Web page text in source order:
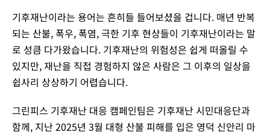
기후재난이라는 용어는 흔히들 들어보셨을 겁니다. 매년 반복
되는 산불, 폭우, 폭염, 극한 기후 현상들이 기후재난이라는 말
로 성큼 다가왔습니다. 기후재난의 위험성은 쉽게 떠올릴 수
있지만, 재난을 직접 경험하지 않은 사람은 그 이후의 일상을
쉽사리 상상하기 어렵습니다.
그린피스 기후재난 대응 캠페인팀은 기후재난 시민대응단과
함께, 지난 2025년 3월 대형 산불 피해를 입은 영덕 신안리 마